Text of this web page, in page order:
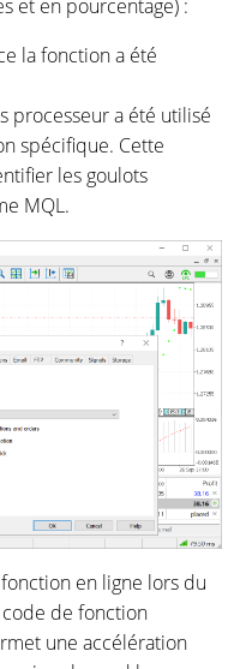
et en pourcentage) :
la fonction a été
processeur a été utilisé
spécifique. Cette
les goulots
MQL.
en ligne lors du
de fonction
une accélération